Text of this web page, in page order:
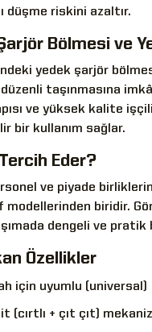
düşme riskini azaltır.
Bölmesi ve
yedek şarjör
taşınmasına
ve yüksek kalite
bir kullanım sağlar.
Eder?
ve piyade
modellerinden biridir.
dengeli ve pratik
Özellikler
için uyumlu (universal)
(cırtlı + çıt çıt)